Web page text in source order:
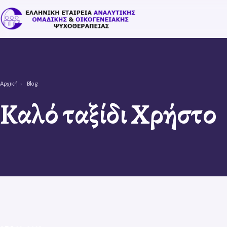
Αρχική › Blog
Καλό ταξίδι Χρήστο